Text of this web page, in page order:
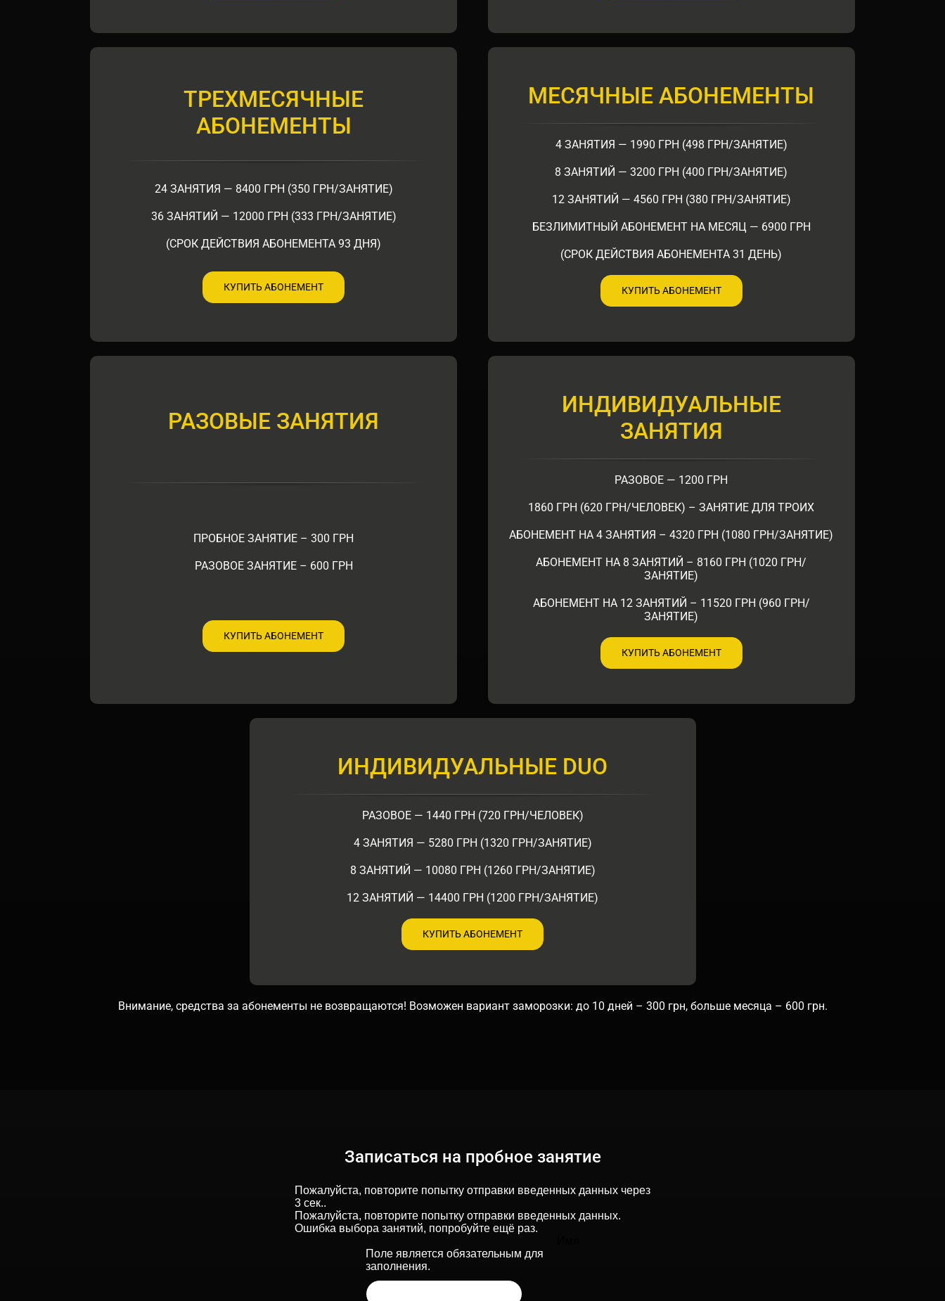
ТРЕХМЕСЯЧНЫЕ
АБОНЕМЕНТЫ
24 ЗАНЯТИЯ — 8400 ГРН (350 ГРН/ЗАНЯТИЕ)
36 ЗАНЯТИЙ — 12000 ГРН (333 ГРН/ЗАНЯТИЕ)
(СРОК ДЕЙСТВИЯ АБОНЕМЕНТА 93 ДНЯ)
КУПИТЬ АБОНЕМЕНТ
МЕСЯЧНЫЕ АБОНЕМЕНТЫ
4 ЗАНЯТИЯ — 1990 ГРН (498 ГРН/ЗАНЯТИЕ)
8 ЗАНЯТИЙ — 3200 ГРН (400 ГРН/ЗАНЯТИЕ)
12 ЗАНЯТИЙ — 4560 ГРН (380 ГРН/ЗАНЯТИЕ)
БЕЗЛИМИТНЫЙ АБОНЕМЕНТ НА МЕСЯЦ — 6900 ГРН
(СРОК ДЕЙСТВИЯ АБОНЕМЕНТА 31 ДЕНЬ)
КУПИТЬ АБОНЕМЕНТ
РАЗОВЫЕ ЗАНЯТИЯ
ПРОБНОЕ ЗАНЯТИЕ – 300 ГРН
РАЗОВОЕ ЗАНЯТИЕ – 600 ГРН
КУПИТЬ АБОНЕМЕНТ
ИНДИВИДУАЛЬНЫЕ
ЗАНЯТИЯ
РАЗОВОЕ — 1200 ГРН
1860 ГРН (620 ГРН/ЧЕЛОВЕК) – ЗАНЯТИЕ ДЛЯ ТРОИХ
АБОНЕМЕНТ НА 4 ЗАНЯТИЯ – 4320 ГРН (1080 ГРН/ЗАНЯТИЕ)
АБОНЕМЕНТ НА 8 ЗАНЯТИЙ – 8160 ГРН (1020 ГРН/
ЗАНЯТИЕ)
АБОНЕМЕНТ НА 12 ЗАНЯТИЙ – 11520 ГРН (960 ГРН/
ЗАНЯТИЕ)
КУПИТЬ АБОНЕМЕНТ
ИНДИВИДУАЛЬНЫЕ DUO
РАЗОВОЕ — 1440 ГРН (720 ГРН/ЧЕЛОВЕК)
4 ЗАНЯТИЯ — 5280 ГРН (1320 ГРН/ЗАНЯТИЕ)
8 ЗАНЯТИЙ — 10080 ГРН (1260 ГРН/ЗАНЯТИЕ)
12 ЗАНЯТИЙ — 14400 ГРН (1200 ГРН/ЗАНЯТИЕ)
КУПИТЬ АБОНЕМЕНТ
Внимание, средства за абонементы не возвращаются! Возможен вариант заморозки: до 10 дней – 300 грн, больше месяца – 600 грн.
Записаться на пробное занятие